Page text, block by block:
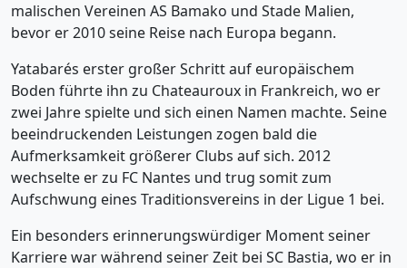
malischen Vereinen AS Bamako und Stade Malien,
bevor er 2010 seine Reise nach Europa begann.
Yatabarés erster großer Schritt auf europäischem
Boden führte ihn zu Chateauroux in Frankreich, wo er
zwei Jahre spielte und sich einen Namen machte. Seine
beeindruckenden Leistungen zogen bald die
Aufmerksamkeit größerer Clubs auf sich. 2012
wechselte er zu FC Nantes und trug somit zum
Aufschwung eines Traditionsvereins in der Ligue 1 bei.
Ein besonders erinnerungswürdiger Moment seiner
Karriere war während seiner Zeit bei SC Bastia, wo er in